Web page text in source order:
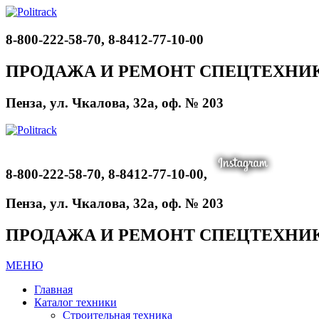
8-800-222-58-70, 8-8412-77-10-00
ПРОДАЖА И РЕМОНТ
Пенза, ул. Чкалова, 32а, оф. № 203
8-800-222-58-70, 8-8412-77-10-00,
Пенза, ул. Чкалова, 32а, оф. № 203
ПРОДАЖА И РЕМОНТ
МЕНЮ
Главная
Каталог техники
Строительная техника